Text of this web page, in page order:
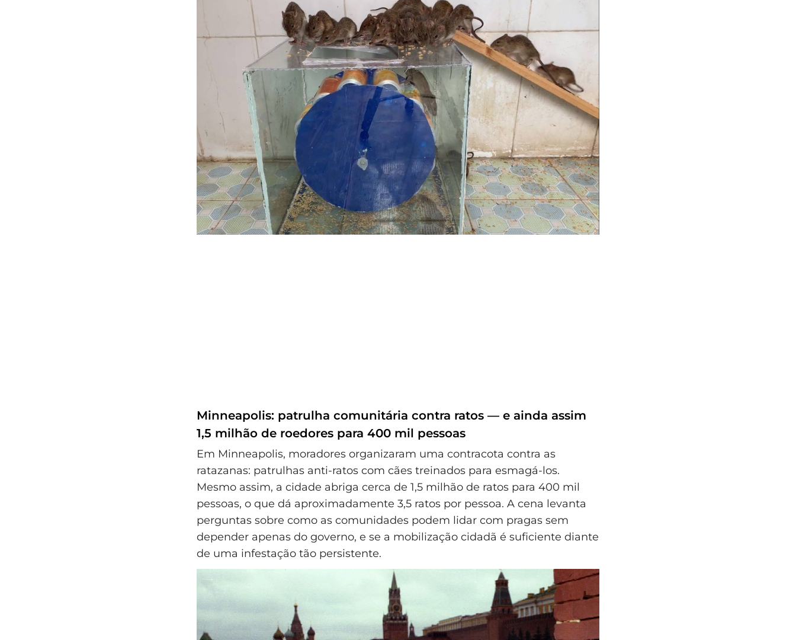
Minneapolis: patrulha comunitária contra ratos — e ainda assim
1,5 milhão de roedores para 400 mil pessoas
Em Minneapolis, moradores organizaram uma contracota contra as
ratazanas: patrulhas anti-ratos com cães treinados para esmagá-los.
Mesmo assim, a cidade abriga cerca de 1,5 milhão de ratos para 400 mil
pessoas, o que dá aproximadamente 3,5 ratos por pessoa. A cena levanta
perguntas sobre como as comunidades podem lidar com pragas sem
depender apenas do governo, e se a mobilização cidadã é suficiente diante
de uma infestação tão persistente.